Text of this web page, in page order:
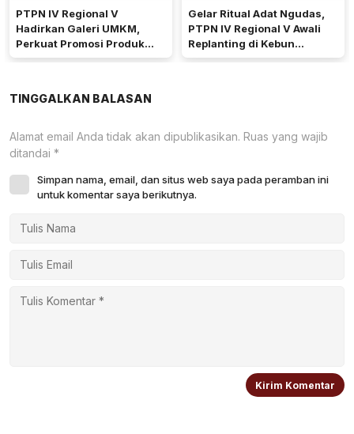
PTPN IV Regional V
Hadirkan Galeri UMKM,
Perkuat Promosi Produk
Mitra Binaan Melalui Inovasi
Gelar Ritual Adat Ngudas,
PTPN IV Regional V Awali
Replanting di Kebun
Kembayan
TINGGALKAN BALASAN
Alamat email Anda tidak akan dipublikasikan. Ruas yang wajib
ditandai *
Simpan nama, email, dan situs web saya pada peramban ini
untuk komentar saya berikutnya.